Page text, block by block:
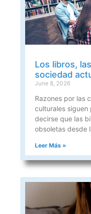
Los libros,
sociedad
June 8, 2026
Razones por las
culturales siguen
decirse que las
obsoletas desde
Leer Más »